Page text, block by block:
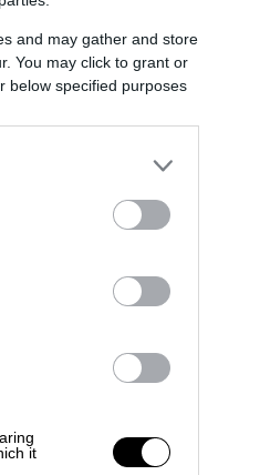
and may gather and store
You may click to grant or
below specified purposes
it
ο
ο